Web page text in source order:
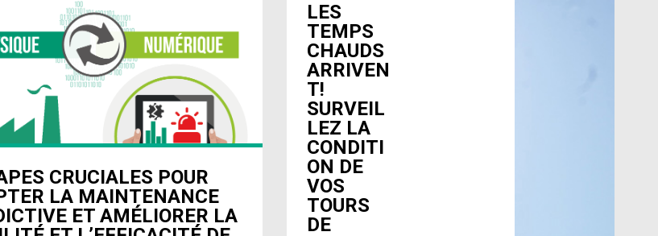
CRUCIALES POUR
LA MAINTENANCE
ET AMÉLIORER LA
LES
TEMPS
CHAUDS
ARRIVEN
T!
SURVEIL
LEZ LA
CONDITI
ON DE
VOS
TOURS
DE